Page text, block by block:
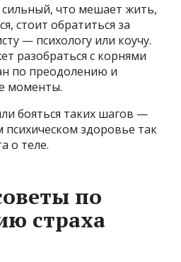
сильный, что мешает жить,
стоит обратиться за
— психологу или коучу.
разобраться с корнями
по преодолению и
моменты.
бояться таких шагов —
психическом здоровье так
о теле.
по
страха